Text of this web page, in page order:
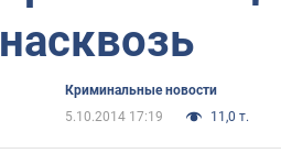
насквозь
Криминальные новости
5.10.2014 17:19
11,0 т.